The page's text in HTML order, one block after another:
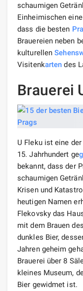
schaumigen
Einheimischen
dass die besten
Brauereien neben
kulturellen
Visitenkarten des
Brauerei
U Fleku ist eine
15. Jahrhundert ge
bekannt, dass der
schaumigen
Krisen und
heutigen Namen
Flekovsky das
mit dem Brauen
dunkles Bier,
Jahren geheim
Brauerei über 8
kleines Museum,
Bier gewidmet ist.